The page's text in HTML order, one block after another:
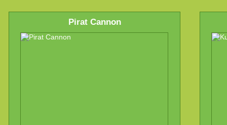
Pirat Cannon